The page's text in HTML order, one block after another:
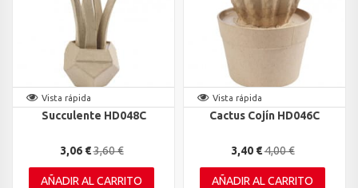
Vista rápida
Succulente HD048C
3,06 €3,60 €
AÑADIR AL CARRITO
Vista rápida
Cactus Cojín HD046C
3,40 €4,00 €
AÑADIR AL CARRITO